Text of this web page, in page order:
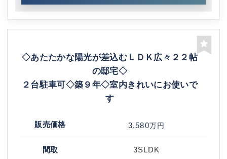
◇あたたかな陽光が差込むＬＤＫ広々２２帖
の邸宅◇
２台駐車可◇築９年◇室内きれいにお使いで
す
販売価格 3,580万円
間取 3SLDK